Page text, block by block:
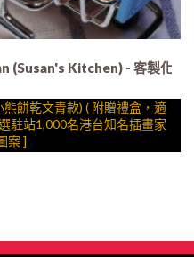
(Susan's Kitchen) - 客製化
餅乾文青款) ( 附贈禮盒，適
案 ]